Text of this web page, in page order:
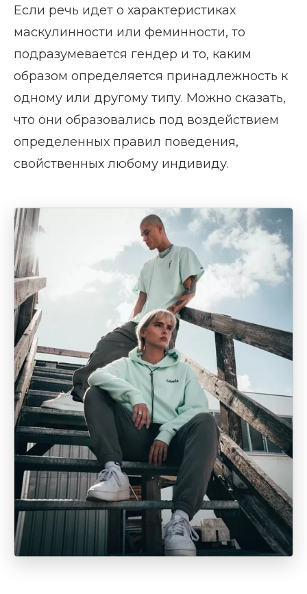
Если речь идет о характеристиках
маскулинности или феминности, то
подразумевается гендер и то, каким
образом определяется принадлежность к
одному или другому типу. Можно сказать,
что они образовались под воздействием
определенных правил поведения,
свойственных любому индивиду.